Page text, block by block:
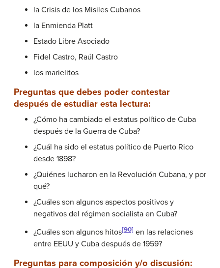
la Crisis de los Misiles Cubanos
la Enmienda Platt
Estado Libre Asociado
Fidel Castro, Raúl Castro
los marielitos
Preguntas que debes poder contestar
después de estudiar esta lectura:
¿Cómo ha cambiado el estatus político de Cuba
después de la Guerra de Cuba?
¿Cuál ha sido el estatus político de Puerto Rico
desde 1898?
¿Quiénes lucharon en la Revolución Cubana, y por
qué?
¿Cuáles son algunos aspectos positivos y
negativos del régimen socialista en Cuba?
¿Cuáles son algunos hitos[90] en las relaciones
entre EEUU y Cuba después de 1959?
Preguntas para composición y/o discusión: